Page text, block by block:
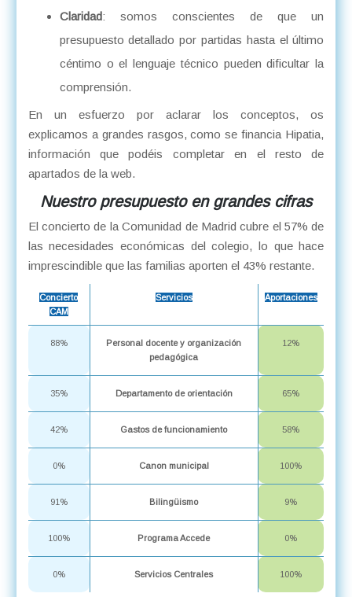
Claridad: somos conscientes de que un
presupuesto detallado por partidas hasta el último
céntimo o el lenguaje técnico pueden dificultar la
comprensión.
En un esfuerzo por aclarar los conceptos, os
explicamos a grandes rasgos, como se financia Hipatia,
información que podéis completar en el resto de
apartados de la web.
Nuestro presupuesto en grandes cifras
El concierto de la Comunidad de Madrid cubre el 57% de
las necesidades económicas del colegio, lo que hace
imprescindible que las familias aporten el 43% restante.
Concierto
CAM
Servicios Aportaciones
88%
Personal docente y organización
pedagógica
12%
35% Departamento de orientación 65%
42% Gastos de funcionamiento 58%
0% Canon municipal 100%
91% Bilingüismo 9%
100% Programa Accede 0%
0% Servicios Centrales 100%